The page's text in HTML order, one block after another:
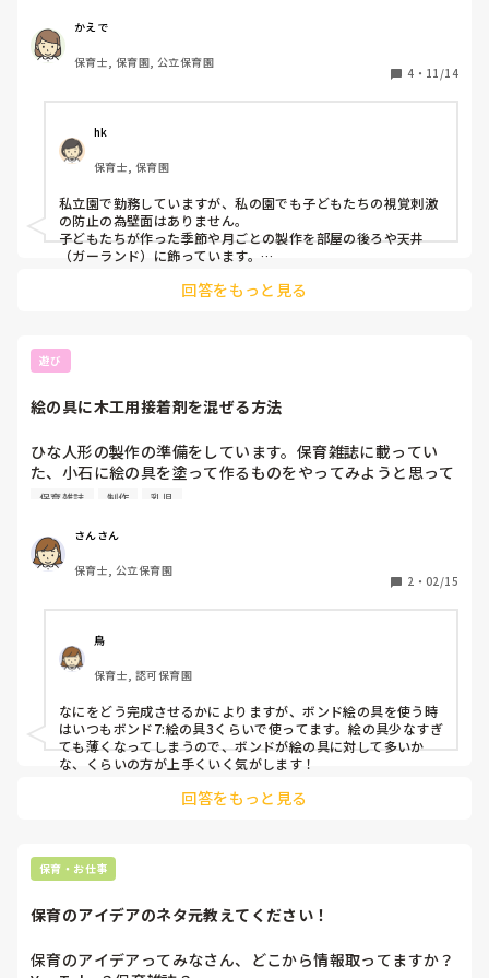
復帰、頑張ってください！
れた物の手作りは、市内全園統一で廃止されています。
(前に勤めていたB市の公立園も、近隣の市町村もほぼ同様で
した。)
保育士の負担を減らし、子どもと向き合う時間を増やそうと
いう考えです。
●手作りしない物
・保育室や廊下の壁面(無し)
・保育室のお誕生日表(無し)
・誕生日カード(既製品を買い、書き込んだり写真を貼る)
・運動会のメダル(既製品)
・年度末や卒園時のアルバム(保護者が作る)
・七五三の千歳飴の袋(飴は廃止)
・1年間の個人の製作を綴った作品集
・運動会のアーチ(園児の小さな作品を貼り付ける)
・入園式、卒園式の壁面
・運動会や発表会の衣装と小道具
みなさんの園はどうでしょうか？
壁面は作っていますか？
て「子どもが話や活動に集中できなくなる・視覚的に刺激に
なる」ということで近年廃止されています。
子どもの作品のみ保育室に飾りますが、貼る場所は部屋の後
ろ側にするなど、子どもの視覚刺激にならないよう配慮して
保育雑誌を見ても、壁面が毎月大きく特集されていますし、
る。かわいく華やかな保育室」という考えが根強いかと思い
ますが..
かえで
保育士, 保育園, 公立保育園
4 ・ 11/14
hk
保育士, 保育園
私立園で勤務していますが、私の園でも子どもたちの視覚刺激
の防止の為壁面はありません。
子どもたちが作った季節や月ごとの製作を部屋の後ろや天井
（ガーランド）に飾っています。
回答をもっと見る
遊び
絵の具に木工用接着剤を混ぜる方法
ひな人形の製作の準備をしています。保育雑誌に載ってい
た、小石に絵の具を塗って作るものをやってみようと思って
います。
のですが、配合などは書かれていません。どのくらいの配合
で混ぜたらいいのでしょうか？
絵の具に木工用接着剤を混ぜての製作をされたことがある
保育雑誌 制作 乳児
さんさん
保育士, 公立保育園
2 ・ 02/15
鳥
保育士, 認可保育園
なにをどう完成させるかによりますが、ボンド絵の具を使う時
はいつもボンド7:絵の具3くらいで使ってます。絵の具少なすぎ
ても薄くなってしまうので、ボンドが絵の具に対して多いか
な、くらいの方が上手くいく気がします！
回答をもっと見る
保育・お仕事
保育のアイデアのネタ元教えてください！
保育のアイデアってみなさん、どこから情報取ってますか？